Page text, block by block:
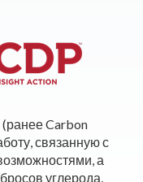
Carbon
связанную с
а
углерода,